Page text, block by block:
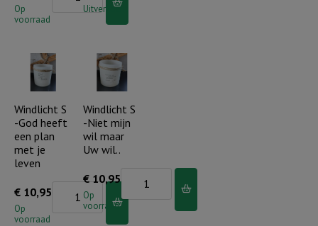
Op
voorraad
Heer
is
mijn
kracht..
aantal
Uitverkocht
Windlicht S
-God heeft
een plan
met je
leven
€ 10,95
Op
voorraad
Windlicht
Windlicht S
-Niet mijn
wil maar
Uw wil..
€ 10,95
Op
voorraad
S